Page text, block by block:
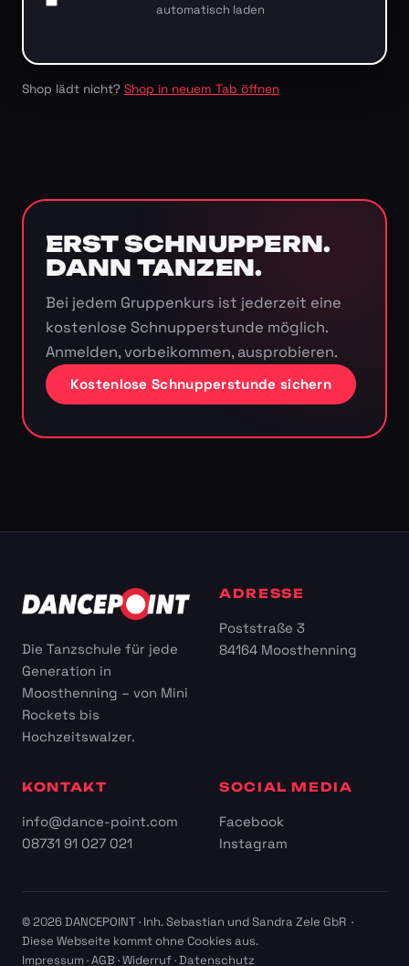
automatisch laden
Shop lädt nicht? Shop in neuem Tab öffnen
ERST SCHNUPPERN.
DANN TANZEN.
Bei jedem Gruppenkurs ist jederzeit eine
kostenlose Schnupperstunde möglich.
Anmelden, vorbeikommen, ausprobieren.
Kostenlose Schnupperstunde sichern
Die Tanzschule für jede
Generation in
Moosthenning – von Mini
Rockets bis
Hochzeitswalzer.
ADRESSE
Poststraße 3
84164 Moosthenning
KONTAKT
info@dance-point.com
08731 91 027 021
SOCIAL MEDIA
Facebook
Instagram
© 2026 DANCEPOINT · Inh. Sebastian und Sandra Zele GbR ·
Diese Webseite kommt ohne Cookies aus.
Impressum·AGB ·Widerruf·Datenschutz